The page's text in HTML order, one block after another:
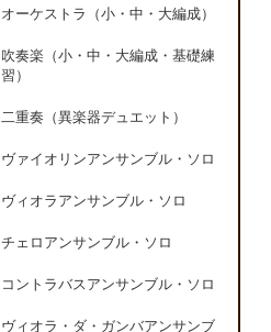
オーケストラ（小・中・大編成）
吹奏楽（小・中・大編成・基礎練
習）
二重奏（異楽器デュエット）
ヴァイオリンアンサンブル・ソロ
ヴィオラアンサンブル・ソロ
チェロアンサンブル・ソロ
コントラバスアンサンブル・ソロ
ヴィオラ・ダ・ガンバアンサンブ